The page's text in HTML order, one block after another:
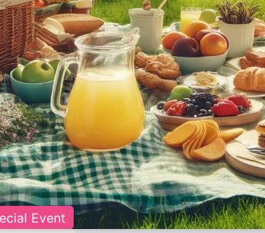
Event